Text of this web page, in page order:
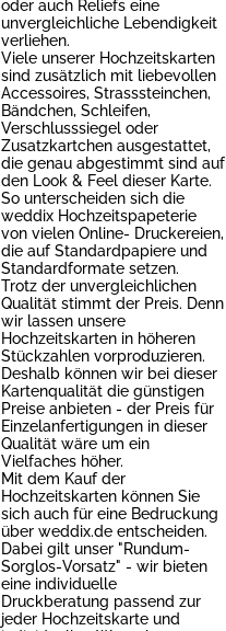
oder auch Reliefs eine
unvergleichliche Lebendigkeit
verliehen.
Viele unserer Hochzeitskarten
sind zusätzlich mit liebevollen
Accessoires, Strasssteinchen,
Bändchen, Schleifen,
Verschlusssiegel oder
Zusatzkartchen ausgestattet,
die genau abgestimmt sind auf
den Look & Feel dieser Karte.
So unterscheiden sich die
weddix Hochzeitspapeterie
von vielen Online- Druckereien,
die auf Standardpapiere und
Standardformate setzen.
Trotz der unvergleichlichen
Qualität stimmt der Preis. Denn
wir lassen unsere
Hochzeitskarten in höheren
Stückzahlen vorproduzieren.
Deshalb können wir bei dieser
Kartenqualität die günstigen
Preise anbieten - der Preis für
Einzelanfertigungen in dieser
Qualität wäre um ein
Vielfaches höher.
Mit dem Kauf der
Hochzeitskarten können Sie
sich auch für eine Bedruckung
über weddix.de entscheiden.
Dabei gilt unser "Rundum-
Sorglos-Vorsatz" - wir bieten
eine individuelle
Druckberatung passend zur
jeder Hochzeitskarte und